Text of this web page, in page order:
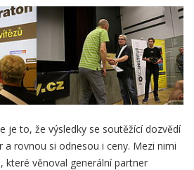
je to, že výsledky se soutěžící dozvědí
a rovnou si odnesou i ceny. Mezi nimi
věnoval generální partner